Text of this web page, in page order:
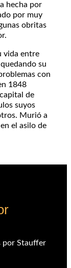
hecha por
por muy
obritas
vida entre
su
con
1848
de
suyos
Murió a
el asilo de
por Stauffer